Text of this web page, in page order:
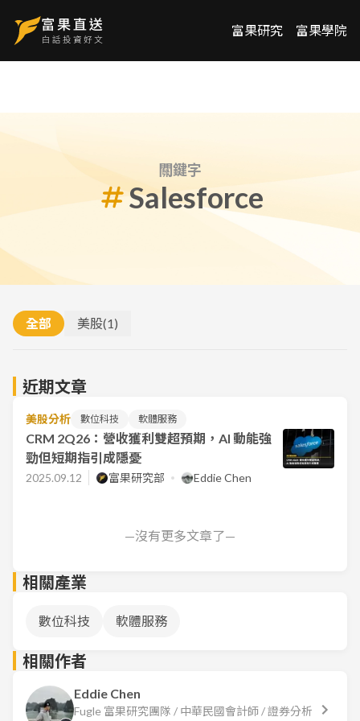
富果研究 富果學院
關鍵字
Salesforce
全部 美股(1)
近期文章
美股分析 數位科技 軟體服務
CRM 2Q26：營收獲利雙超預期，AI 動能強
勁但短期指引成隱憂
2025.09.12 富果研究部 Eddie Chen
—沒有更多文章了—
相關產業
數位科技 軟體服務
相關作者
Eddie Chen
Fugle 富果研究團隊 / 中華民國會計師 / 證券分析